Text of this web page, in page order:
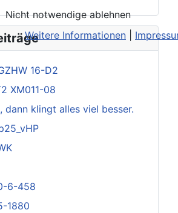
16-D2
XM011-08
dann klingt alles viel besser.
6-458
1880
Nicht notwendige ablehnen
Weitere Informationen